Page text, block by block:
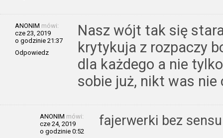
ANONIM mówi:
cze 23, 2019
o godzinie 21:37
Odpowiedz
Nasz wójt tak się
krytykuja z rozpaczy
dla każdego a nie
sobie już, nikt was nie
ANONIM mówi:
cze 24, 2019
o godzinie 0:52
fajerwerki bez